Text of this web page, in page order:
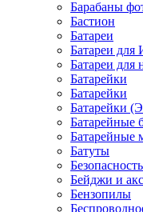
Барабаны
Бастион
Батареи
Батареи для
Батареи для
Батарейки
Батарейки
Батарейки
Батарейные
Батарейные
Батуты
Бейджи и
Бензопилы